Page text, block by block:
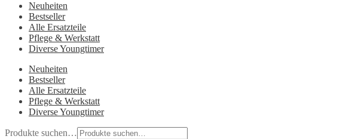
Neuheiten
Bestseller
Alle Ersatzteile
Pflege & Werkstatt
Diverse Youngtimer
Neuheiten
Bestseller
Alle Ersatzteile
Pflege & Werkstatt
Diverse Youngtimer
Produkte suchen…